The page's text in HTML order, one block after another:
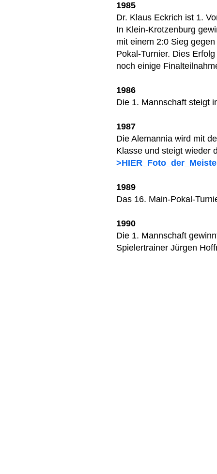
1985
Dr. Klaus Eckrich ist 1.
In Klein-Krotzenburg
mit einem 2:0 Sieg
Pokal-Turnier. Dies
noch einige
1986
Die 1. Mannschaft steigt
1987
Die Alemannia wird mit
Klasse und steigt wieder
1989
Das 16. Main-Pokal-
1990
Die 1. Mannschaft
Spielertrainer Jürgen